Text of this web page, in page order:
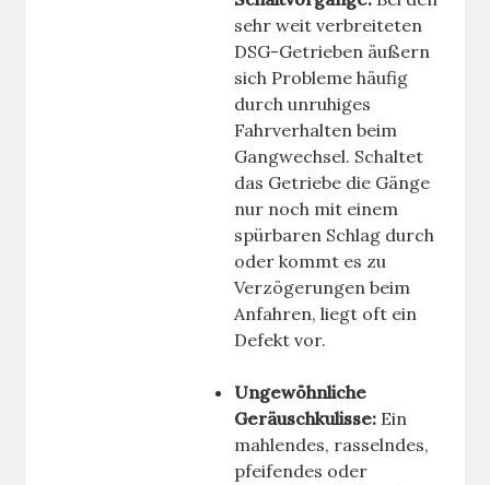
sehr weit verbreiteten
DSG-Getrieben äußern
sich Probleme häufig
durch unruhiges
Fahrverhalten beim
Gangwechsel. Schaltet
das Getriebe die Gänge
nur noch mit einem
spürbaren Schlag durch
oder kommt es zu
Verzögerungen beim
Anfahren, liegt oft ein
Defekt vor.
Ungewöhnliche
Geräuschkulisse: Ein
mahlendes, rasselndes,
pfeifendes oder